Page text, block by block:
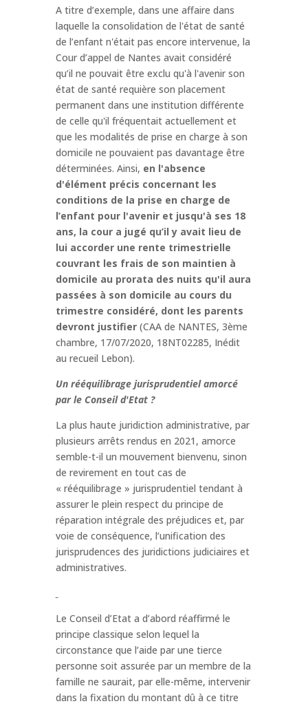
A titre d’exemple, dans une affaire dans
laquelle la consolidation de l'état de santé
de l’enfant n'était pas encore intervenue, la
Cour d’appel de Nantes avait considéré
qu’il ne pouvait être exclu qu'à l'avenir son
état de santé requière son placement
permanent dans une institution différente
de celle qu'il fréquentait actuellement et
que les modalités de prise en charge à son
domicile ne pouvaient pas davantage être
déterminées. Ainsi, en l'absence
d'élément précis concernant les
conditions de la prise en charge de
l’enfant pour l'avenir et jusqu'à ses 18
ans, la cour a jugé qu’il y avait lieu de
lui accorder une rente trimestrielle
couvrant les frais de son maintien à
domicile au prorata des nuits qu'il aura
passées à son domicile au cours du
trimestre considéré, dont les parents
devront justifier (CAA de NANTES, 3ème
chambre, 17/07/2020, 18NT02285, Inédit
au recueil Lebon).
Un rééquilibrage jurisprudentiel amorcé
par le Conseil d'Etat ?
La plus haute juridiction administrative, par
plusieurs arrêts rendus en 2021, amorce
semble-t-il un mouvement bienvenu, sinon
de revirement en tout cas de
« rééquilibrage » jurisprudentiel tendant à
assurer le plein respect du principe de
réparation intégrale des préjudices et, par
voie de conséquence, l’unification des
jurisprudences des juridictions judiciaires et
administratives.
Le Conseil d’Etat a d’abord réaffirmé le
principe classique selon lequel la
circonstance que l’aide par une tierce
personne soit assurée par un membre de la
famille ne saurait, par elle-même, intervenir
dans la fixation du montant dû à ce titre